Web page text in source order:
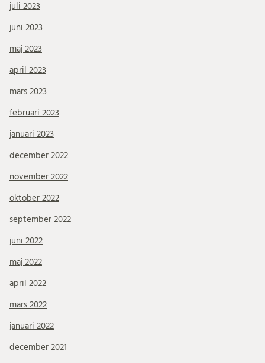
juli 2023
juni 2023
maj 2023
april 2023
mars 2023
februari 2023
januari 2023
december 2022
november 2022
oktober 2022
september 2022
juni 2022
maj 2022
april 2022
mars 2022
januari 2022
december 2021